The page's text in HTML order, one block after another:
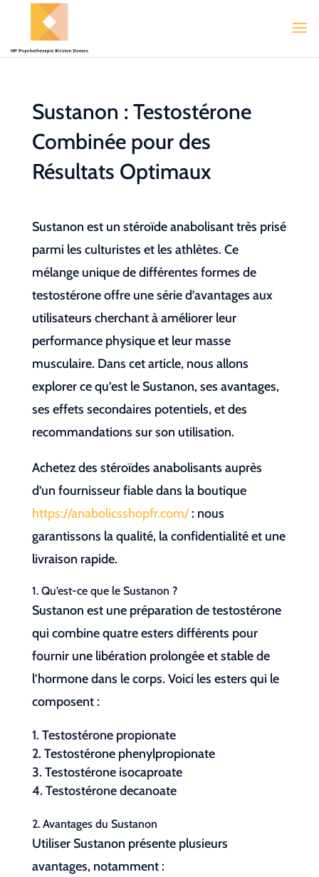
Sustanon : Testostérone
Combinée pour des
Résultats Optimaux
Sustanon est un stéroïde anabolisant très prisé
parmi les culturistes et les athlètes. Ce
mélange unique de différentes formes de
testostérone offre une série d’avantages aux
utilisateurs cherchant à améliorer leur
performance physique et leur masse
musculaire. Dans cet article, nous allons
explorer ce qu’est le Sustanon, ses avantages,
ses effets secondaires potentiels, et des
recommandations sur son utilisation.
Achetez des stéroïdes anabolisants auprès
d’un fournisseur fiable dans la boutique
https://anabolicsshopfr.com/: nous
garantissons la qualité, la confidentialité et une
livraison rapide.
1. Qu’est-ce que le Sustanon ?
Sustanon est une préparation de testostérone
qui combine quatre esters différents pour
fournir une libération prolongée et stable de
l’hormone dans le corps. Voici les esters qui le
composent :
Testostérone propionate
Testostérone phenylpropionate
Testostérone isocaproate
Testostérone decanoate
2. Avantages du Sustanon
Utiliser Sustanon présente plusieurs
avantages, notamment :